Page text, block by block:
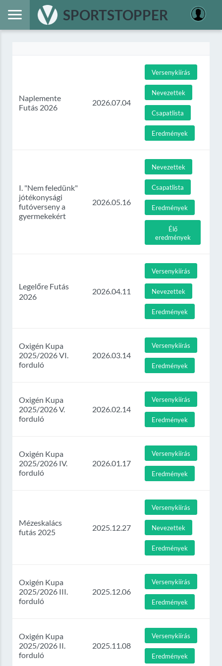
SPORTSTOPPER
Naplemente
Futás 2026
2026.07.04
Versenykiírás
Nevezettek
Csapatlista
Eredmények
I. "Nem feledünk"
jótékonysági
futóverseny a
gyermekekért
2026.05.16
Nevezettek
Csapatlista
Eredmények
Élő
eredmények
Legelőre Futás
2026
2026.04.11
Versenykiírás
Nevezettek
Eredmények
Oxigén Kupa
2025/2026 VI.
forduló
2026.03.14
Versenykiírás
Eredmények
Oxigén Kupa
2025/2026 V.
forduló
2026.02.14
Versenykiírás
Eredmények
Oxigén Kupa
2025/2026 IV.
forduló
2026.01.17
Versenykiírás
Eredmények
Mézeskalács
futás 2025
2025.12.27
Versenykiírás
Nevezettek
Eredmények
Oxigén Kupa
2025/2026 III.
forduló
2025.12.06
Versenykiírás
Eredmények
Oxigén Kupa
2025/2026 II.
forduló
2025.11.08
Versenykiírás
Eredmények